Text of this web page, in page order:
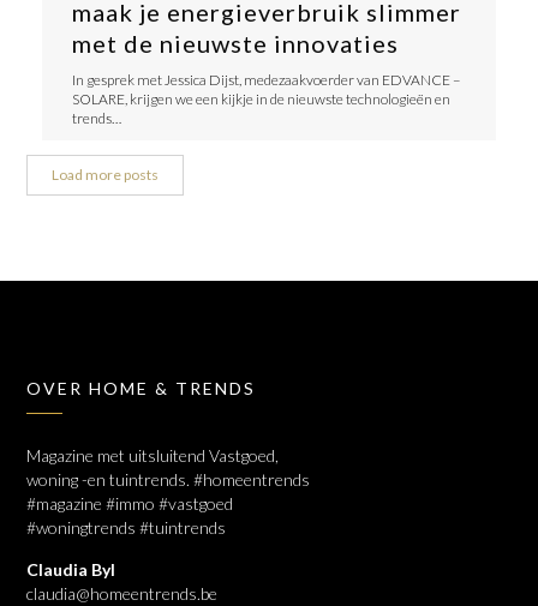
maak je energieverbruik slimmer
met de nieuwste innovaties
​In gesprek met Jessica Dijst, medezaakvoerder van EDVANCE –
SOLARE, krijgen we een kijkje in de nieuwste technologieën en
trends…
Load more posts
OVER HOME & TRENDS
Magazine met uitsluitend Vastgoed,
woning -en tuintrends. #homeentrends
#magazine #immo #vastgoed
#woningtrends #tuintrends
Claudia Byl
claudia@homeentrends.be